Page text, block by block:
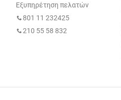
Εξυπηρέτηση πελατών
801 11 232425
210 55 58 832